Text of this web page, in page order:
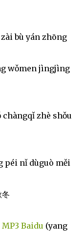
bù yán zhōng
wǒmen jìngjìng
zhè shǒu
péi nǐ dùguò měi
Baidu (yang